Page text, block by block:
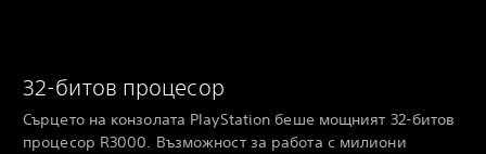
32-битов процесор
Сърцето на конзолата PlayStation беше мощният 32-битов
процесор R3000. Възможност за работа с милиони